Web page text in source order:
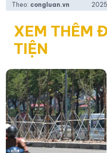
Theo: congluan.vn
XEM THÊM
TIỆN